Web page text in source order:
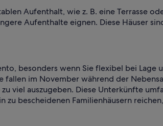
Aufenthalt, wie z. B. eine Terrasse
Aufenthalte eignen. Diese Häuser
besonders wenn Sie flexibel bei Lage
im November während der
viel auszugeben. Diese Unterkünfte
bescheidenen Familienhäusern